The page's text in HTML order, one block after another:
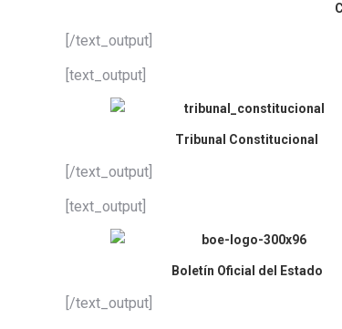
[/text_output]
[text_output]
Tribunal Constitucional
[/text_output]
[text_output]
Boletín Oficial del Estado
[/text_output]